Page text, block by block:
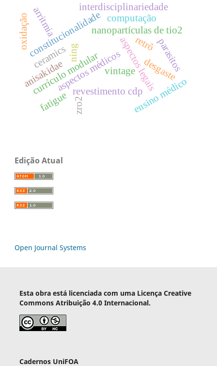
nanopartículas de tio2
ning
constitucionalidade
aspectos legais
aspectos médicos
interdisciplinariedade
desgaste
revestimento cdp
vintage
retrô
currículo modular
arritmia
ensino médico
anisakidae
parasitos
computação
ceramics
zro2
fatigue
oxidação
Edição Atual
Open Journal Systems
Esta obra está licenciada com uma Licença Creative
Commons Atribuição 4.0 Internacional.
Cadernos UniFOA